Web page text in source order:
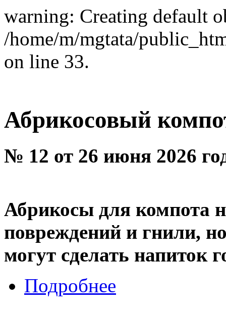
warning: Creating default
/home/m/mgtata/
on line 33.
Абрикосовый
№ 12 от 26 июня 2026
Абрикосы для компота
повреждений и гнили,
могут сделать напиток
Подробнее